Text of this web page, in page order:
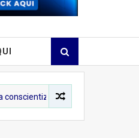
sobre o combate à violência